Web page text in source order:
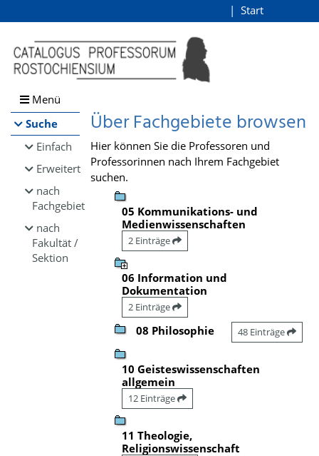
Browsen
direkt zum Inhalt
Start
Menü
Suche
Einfach
Erweitert
nach
Fachgebiet
nach
Fakultät /
Sektion
Über Fachgebiete browsen
Hier können Sie die Professoren und
Professorinnen nach Ihrem Fachgebiet
suchen.
05 Kommunikations- und
Medienwissenschaften
2 Einträge
06 Information und
Dokumentation
2 Einträge
08 Philosophie 48 Einträge
10 Geisteswissenschaften
allgemein
12 Einträge
11 Theologie,
Religionswissenschaft